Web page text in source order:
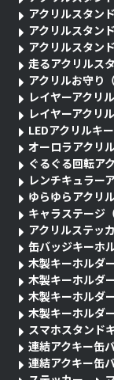
アクリルスタ
アクリルスタ
アクリルスタ
走るアクリルス
アクリルお守り
レイヤーアクリ
レイヤーアクリ
LEDアクリルキ
オーロラアクリ
ぐるぐる回転ア
レンチキュラー
ゆらゆらアクリ
キャラステージ
アクリルステッ
缶バッジキーホ
木製キーホルダ
木製キーホルダ
木製キーホルダ
木製キーホルダ
スマホスタンド
連結アクキー缶
連結アクキー缶